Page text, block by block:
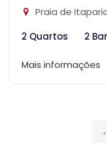
Praia de
2 Quartos
2
Mais informações
‹